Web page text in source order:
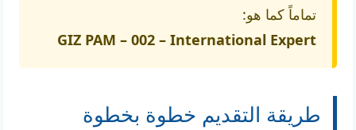
تماماً كما هو:
GIZ PAM – 002 – International Expert
طريقة التقديم خطوة بخطوة